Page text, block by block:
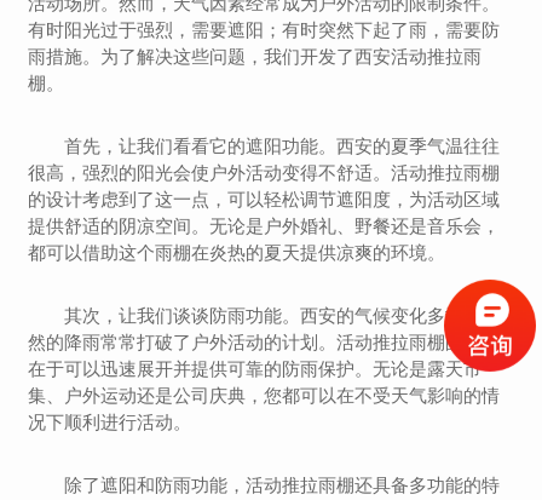
有时阳光过于强烈，需要遮阳；有时突然下起了雨，需要防
雨措施。为了解决这些问题，我们开发了西安活动推拉雨
棚。
首先，让我们看看它的遮阳功能。西安的夏季气温往往
很高，强烈的阳光会使户外活动变得不舒适。活动推拉雨棚
的设计考虑到了这一点，可以轻松调节遮阳度，为活动区域
提供舒适的阴凉空间。无论是户外婚礼、野餐还是音乐会，
都可以借助这个雨棚在炎热的夏天提供凉爽的环境。
其次，让我们谈谈防雨功能。西安的气候变化多端，突
然的降雨常常打破了户外活动的计划。活动推拉雨棚的优势
在于可以迅速展开并提供可靠的防雨保护。无论是露天市
集、户外运动还是公司庆典，您都可以在不受天气影响的情
况下顺利进行活动。
除了遮阳和防雨功能，活动推拉雨棚还具备多功能的特